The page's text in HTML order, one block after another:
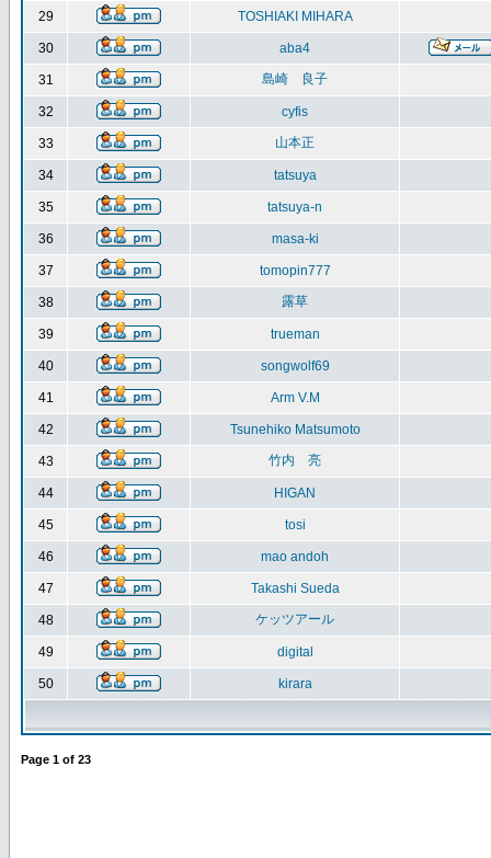
29 TOSHIAKI MIHARA
30 aba4
31 島崎 良子
32 cyfis
33 山本正
34 tatsuya
35 tatsuya-n
36 masa-ki
37 tomopin777
38 露草
39 trueman
40 songwolf69
41 Arm V.M
42 Tsunehiko Matsumoto
43 竹内 亮
44 HIGAN
45 tosi
46 mao andoh
47 Takashi Sueda
48 ケッツアール
49 digital
50 kirara
Page 1 of 23